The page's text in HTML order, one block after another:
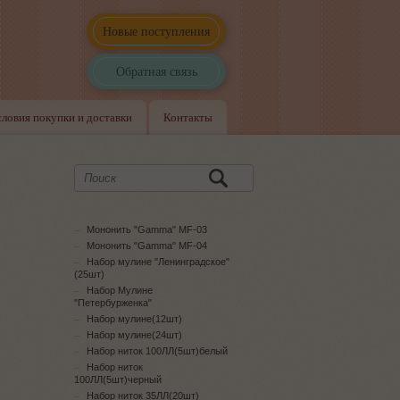
Новые поступления
Обратная связь
покупки и доставки Контакты
Мононить "Gamma" MF-03
Мононить "Gamma" MF-04
Набор мулине "Ленинградское"
(25шт)
Набор Мулине
"Петербурженка"
Набор мулине(12шт)
Набор мулине(24шт)
Набор ниток 100ЛЛ(5шт)белый
Набор ниток
100ЛЛ(5шт)черный
Набор ниток 35ЛЛ(20шт)